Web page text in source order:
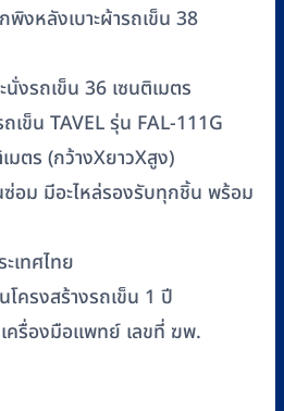
งหลังเบาะผ้ารถเข็น 38
นั่งรถเข็น 36 เซนติเมตร
ข็น TAVEL รุ่น FAL-111G
มตร (กว้างXยาวXสูง)
อม มีอะไหล่รองรับทุกชิ้น พร้อม
เทศไทย
โครงสร้างรถเข็น 1 ปี
ครื่องมือแพทย์ เลขที่ ฆพ.